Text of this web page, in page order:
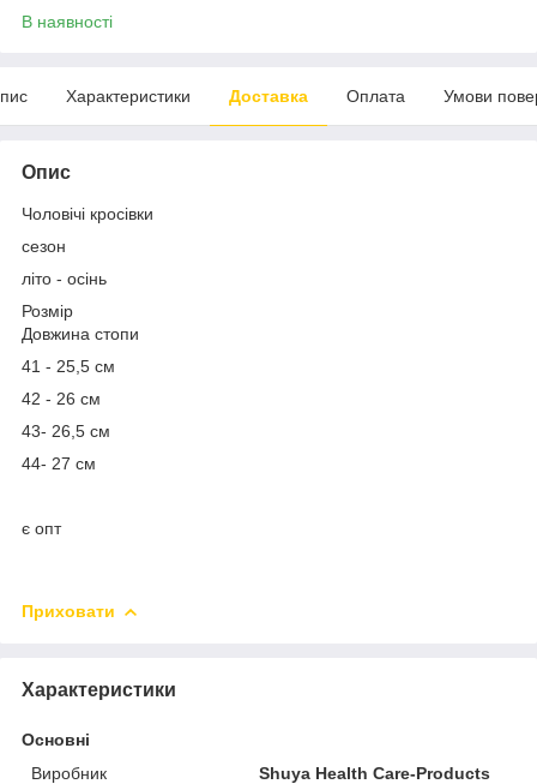
В наявності
Характеристики Доставка Оплата Умови
Опис
Чоловічі кросівки
сезон
літо - осінь
Розмір
Довжина стопи
41 - 25,5 см
42 - 26 см
43- 26,5 см
44- 27 см
є опт
Приховати
Характеристики
Основні
Виробник
Shuya Health Care-Products